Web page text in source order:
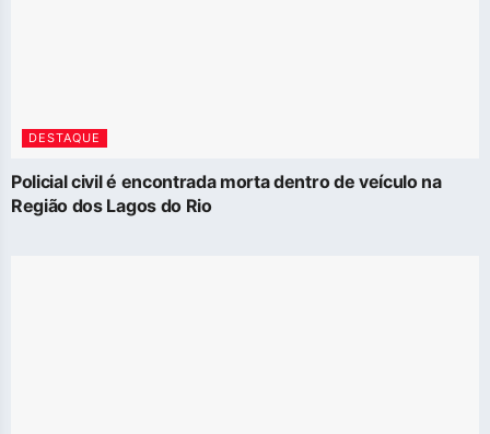
DESTAQUE
Policial civil é encontrada morta dentro de veículo na
Região dos Lagos do Rio